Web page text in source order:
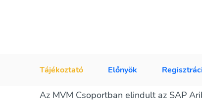
Tájékoztató Előnyök
Az MVM Csoportban elindult az SAP